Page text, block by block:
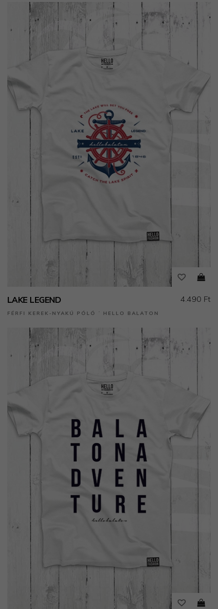
LAKE LEGEND
FÉRFI KEREK-NYAKÚ PÓLÓ ˙ HELLO BALATON
4.490 Ft